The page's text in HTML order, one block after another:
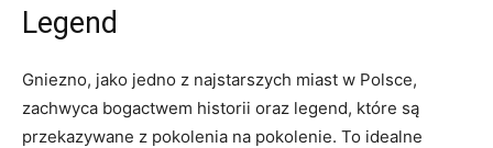
Legend
Gniezno, jako jedno z najstarszych miast w ⁢Polsce,⁣
zachwyca bogactwem‍ historii oraz legend, które są
przekazywane z pokolenia na pokolenie. To idealne